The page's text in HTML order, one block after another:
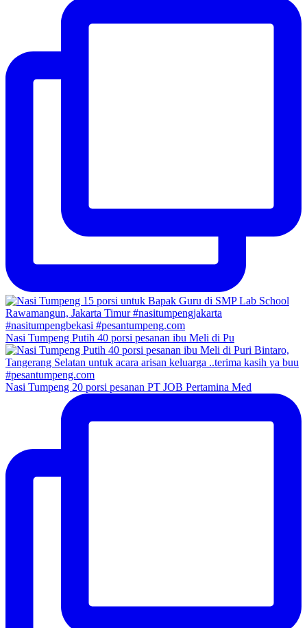
Nasi Tumpeng Putih 40 porsi pesanan ibu Meli di Pu
Nasi Tumpeng 20 porsi pesanan PT JOB Pertamina Med